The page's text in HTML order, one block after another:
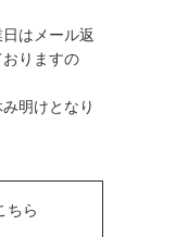
はメール返
りますの
明けとなり
ちら